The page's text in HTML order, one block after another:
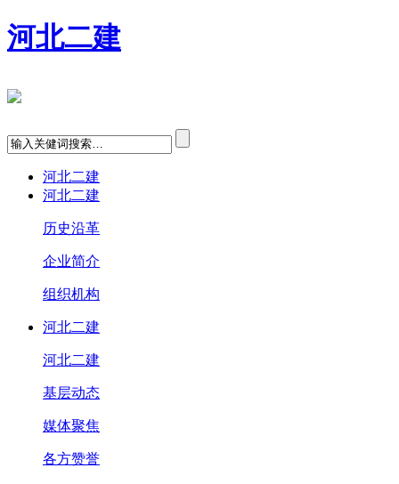
河北二建
河北二建
河北二建
历史沿革
企业简介
组织机构
河北二建
河北二建
基层动态
媒体聚焦
各方赞誉